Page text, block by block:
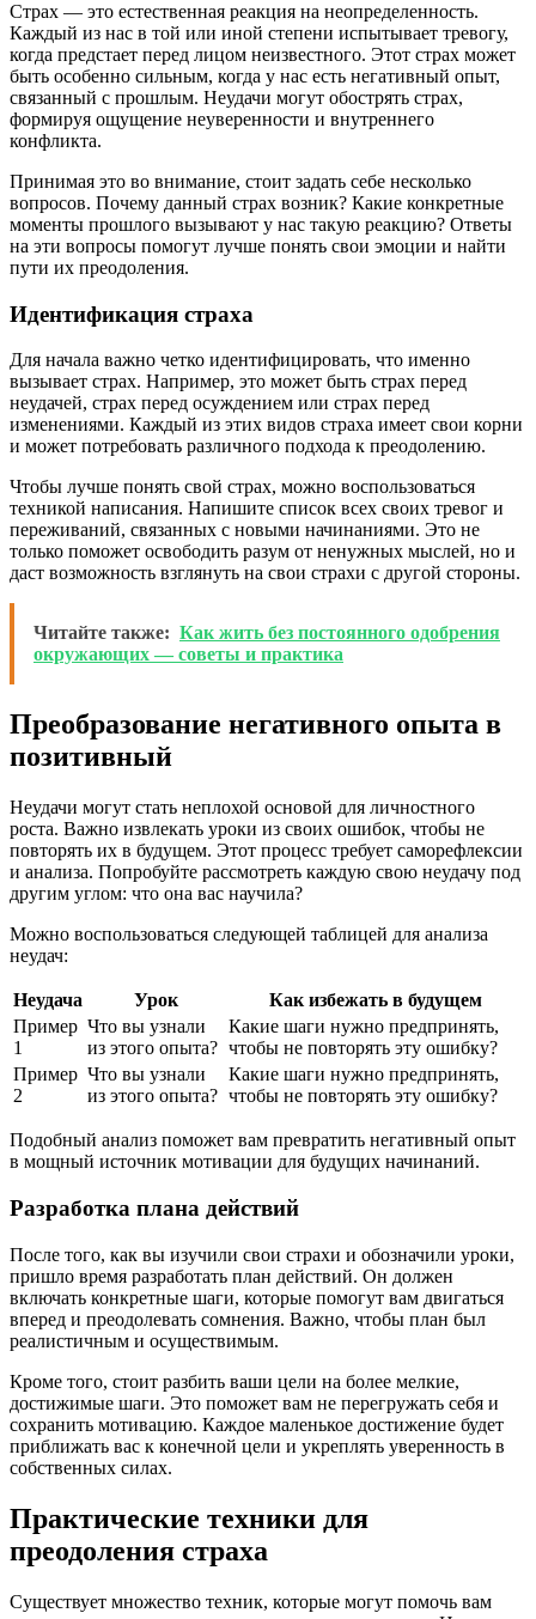
Страх — это естественная реакция на неопределенность.
Каждый из нас в той или иной степени испытывает тревогу,
когда предстает перед лицом неизвестного. Этот страх может
быть особенно сильным, когда у нас есть негативный опыт,
связанный с прошлым. Неудачи могут обострять страх,
формируя ощущение неуверенности и внутреннего
конфликта.
Принимая это во внимание, стоит задать себе несколько
вопросов. Почему данный страх возник? Какие конкретные
моменты прошлого вызывают у нас такую реакцию? Ответы
на эти вопросы помогут лучше понять свои эмоции и найти
пути их преодоления.
Идентификация страха
Для начала важно четко идентифицировать, что именно
вызывает страх. Например, это может быть страх перед
неудачей, страх перед осуждением или страх перед
изменениями. Каждый из этих видов страха имеет свои корни
и может потребовать различного подхода к преодолению.
Чтобы лучше понять свой страх, можно воспользоваться
техникой написания. Напишите список всех своих тревог и
переживаний, связанных с новыми начинаниями. Это не
только поможет освободить разум от ненужных мыслей, но и
даст возможность взглянуть на свои страхи с другой стороны.
Читайте также: Как жить без постоянного одобрения
окружающих — советы и практика
Преобразование негативного опыта в
позитивный
Неудачи могут стать неплохой основой для личностного
роста. Важно извлекать уроки из своих ошибок, чтобы не
повторять их в будущем. Этот процесс требует саморефлексии
и анализа. Попробуйте рассмотреть каждую свою неудачу под
другим углом: что она вас научила?
Можно воспользоваться следующей таблицей для анализа
неудач:
Неудача Урок
Как избежать в будущем
Пример
1
Что вы узнали
из этого опыта?
Какие шаги нужно предпринять,
чтобы не повторять эту ошибку?
Пример
2
Что вы узнали
из этого опыта?
Какие шаги нужно предпринять,
чтобы не повторять эту ошибку?
Подобный анализ поможет вам превратить негативный опыт
в мощный источник мотивации для будущих начинаний.
Разработка плана действий
После того, как вы изучили свои страхи и обозначили уроки,
пришло время разработать план действий. Он должен
включать конкретные шаги, которые помогут вам двигаться
вперед и преодолевать сомнения. Важно, чтобы план был
реалистичным и осуществимым.
Кроме того, стоит разбить ваши цели на более мелкие,
достижимые шаги. Это поможет вам не перегружать себя и
сохранить мотивацию. Каждое маленькое достижение будет
приближать вас к конечной цели и укреплять уверенность в
собственных силах.
Практические техники для
преодоления страха
Существует множество техник, которые могут помочь вам